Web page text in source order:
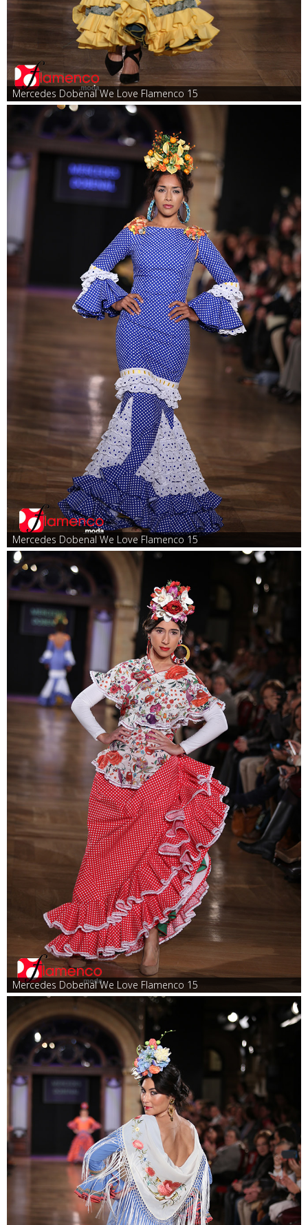
Mercedes Dobenal We Love Flamenco 15
Mercedes Dobenal We Love Flamenco 15
Mercedes Dobenal We Love Flamenco 15